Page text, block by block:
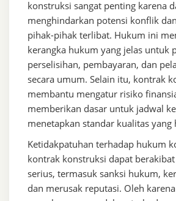
konstruksi sangat penting karena
menghindarkan potensi konflik
pihak-pihak terlibat. Hukum ini
kerangka hukum yang jelas untuk
perselisihan, pembayaran, dan
secara umum. Selain itu, kontrak
membantu mengatur risiko
memberikan dasar untuk jadwal
menetapkan standar kualitas yang
Ketidakpatuhan terhadap hukum
kontrak konstruksi dapat
serius, termasuk sanksi hukum,
dan merusak reputasi. Oleh